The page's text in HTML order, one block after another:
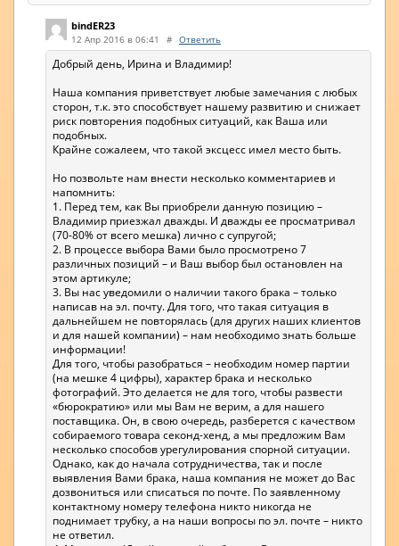
bindER23
12 Апр 2016 в 06:41 # Ответить
Добрый день, Ирина и Владимир!
Наша компания приветствует любые замечания с любых
сторон, т.к. это способствует нашему развитию и снижает
риск повторения подобных ситуаций, как Ваша или
подобных.
Крайне сожалеем, что такой эксцесс имел место быть.
Но позвольте нам внести несколько комментариев и
напомнить:
1. Перед тем, как Вы приобрели данную позицию –
Владимир приезжал дважды. И дважды ее просматривал
(70-80% от всего мешка) лично с супругой;
2. В процессе выбора Вами было просмотрено 7
различных позиций – и Ваш выбор был остановлен на
этом артикуле;
3. Вы нас уведомили о наличии такого брака – только
написав на эл. почту. Для того, что такая ситуация в
дальнейшем не повторялась (для других наших клиентов
и для нашей компании) – нам необходимо знать больше
информации!
Для того, чтобы разобраться – необходим номер партии
(на мешке 4 цифры), характер брака и несколько
фотографий. Это делается не для того, чтобы развести
«бюрократию» или мы Вам не верим, а для нашего
поставщика. Он, в свою очередь, разберется с качеством
собираемого товара секонд-хенд, а мы предложим Вам
несколько способов урегулирования спорной ситуации.
Однако, как до начала сотрудничества, так и после
выявления Вами брака, наша компания не может до Вас
дозвониться или списаться по почте. По заявленному
контактному номеру телефона никто никогда не
поднимает трубку, а на наши вопросы по эл. почте – никто
не ответил.